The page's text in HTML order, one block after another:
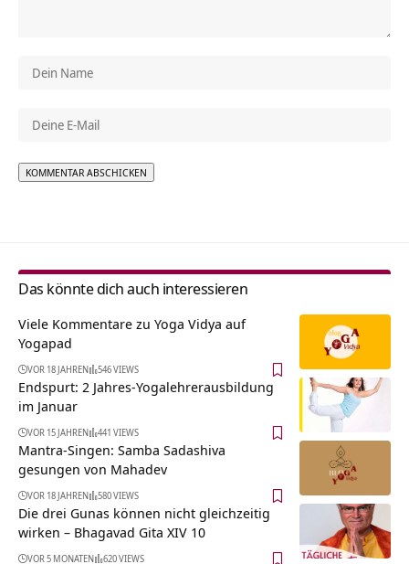
Das könnte dich auch interessieren
Viele Kommentare zu Yoga Vidya auf
Yogapad
VOR 18 JAHREN 546 VIEWS
Endspurt: 2 Jahres-Yogalehrerausbildung
im Januar
VOR 15 JAHREN 441 VIEWS
Mantra-Singen: Samba Sadashiva
gesungen von Mahadev
VOR 18 JAHREN 580 VIEWS
Die drei Gunas können nicht gleichzeitig
wirken – Bhagavad Gita XIV 10
VOR 5 MONATEN 620 VIEWS